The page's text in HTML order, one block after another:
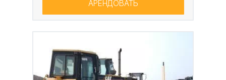
АРЕНДОВАТЬ